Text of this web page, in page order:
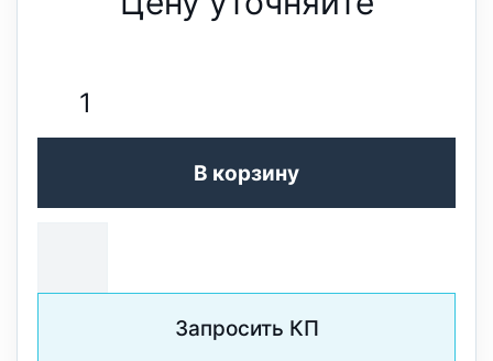
В корзину
Запросить КП